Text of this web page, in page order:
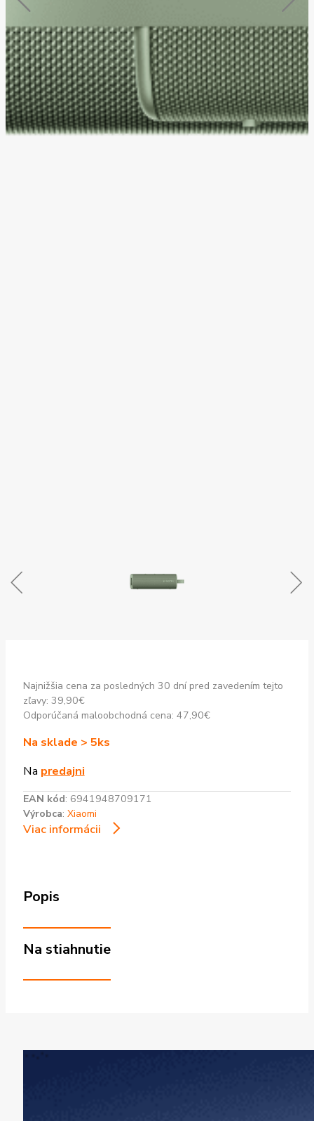
Najnižšia cena za posledných 30 dní pred zavedením tejto
zľavy: 39,90€
Odporúčaná maloobchodná cena: 47,90€
Na sklade > 5ks
Na predajni
EAN kód: 6941948709171
Výrobca: Xiaomi
Viac informácii
Popis
Na stiahnutie